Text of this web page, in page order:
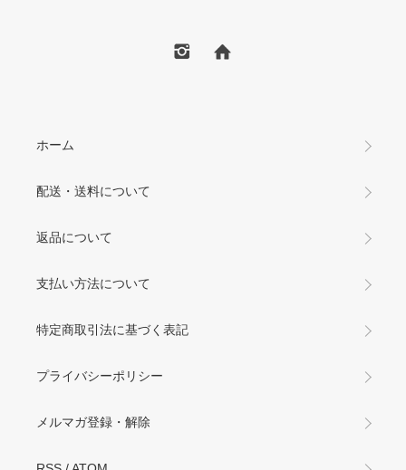
ホーム
配送・送料について
返品について
支払い方法について
特定商取引法に基づく表記
プライバシーポリシー
メルマガ登録・解除